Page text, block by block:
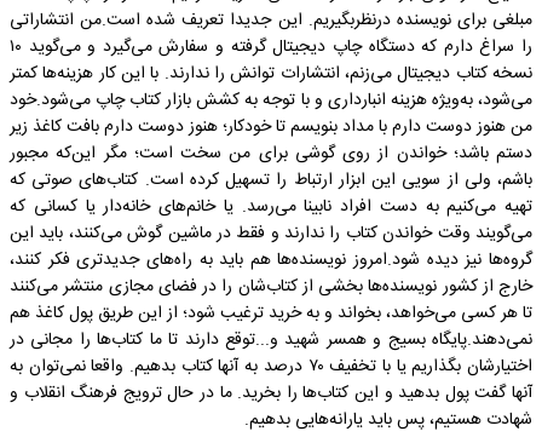
مبلغی برای نویسنده درنظربگیریم. این جدیدا تعریف شده است.من انتشاراتی
را سراغ دارم که دستگاه چاپ دیجیتال گرفته و سفارش می‌گیرد و می‌گوید ۱۰
نسخه کتاب دیجیتال می‌زنم، انتشارات توانش را ندارند. با این کار هزینه‌ها کمتر
می‌شود، به‌ویژه هزینه انبارداری و با توجه به کشش بازار کتاب چاپ می‌شود.خود
من هنوز دوست دارم با مداد بنویسم تا خودکار؛ هنوز دوست دارم بافت کاغذ زیر
دستم باشد؛ خواندن از روی گوشی برای من سخت است؛ مگر این‌که مجبور
باشم، ولی از سویی این ابزار ارتباط را تسهیل کرده است. کتاب‌های صوتی که
تهیه می‌کنیم به دست افراد نابینا می‌رسد. یا خانم‌های خانه‌دار یا کسانی که
می‌گویند وقت خواندن کتاب را ندارند و فقط در ماشین گوش می‌کنند، باید این
گروه‌ها نیز دیده شود.امروز نویسنده‌ها هم باید به راه‌های جدیدتری فکر کنند،
خارج از کشور نویسنده‌ها بخشی از کتاب‌شان را در فضای مجازی منتشر می‌کنند
تا هر کسی می‌خواهد، بخواند و به خرید ترغیب شود؛ از این طریق پول کاغذ هم
نمی‌دهند.پایگاه بسیج و همسر شهید و...توقع دارند تا ما کتاب‌ها را مجانی در
اختیارشان بگذاریم یا با تخفیف ۷۰ درصد به آنها کتاب بدهیم. واقعا نمی‌توان به
آنها گفت پول بدهید و این کتاب‌ها را بخرید. ما در حال ترویج فرهنگ انقلاب و
شهادت هستیم، پس باید یارانه‌هایی بدهیم.